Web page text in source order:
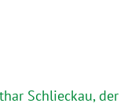
Schlieckau, der